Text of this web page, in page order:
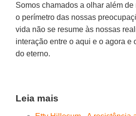
Somos chamados a olhar além
o perímetro das nossas
vida não se resume às nossas
interação entre o aqui e o agora e
do eterno.
Leia mais